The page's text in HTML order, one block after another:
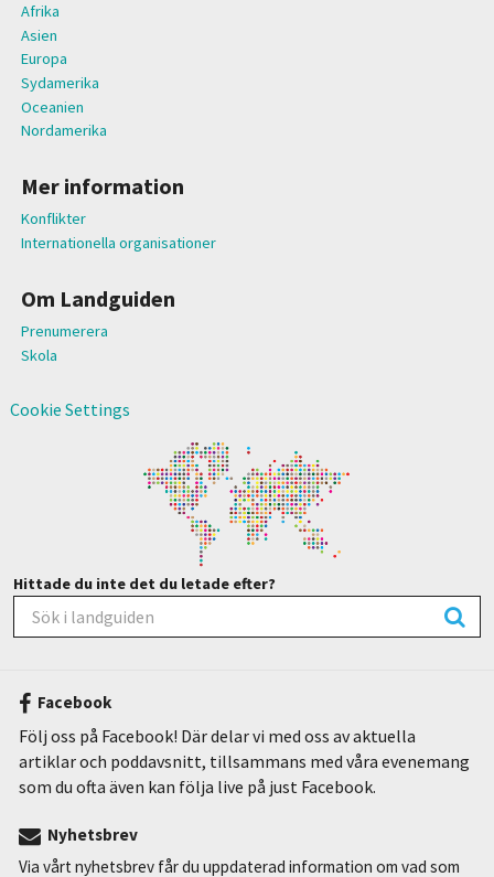
Afrika
Asien
Europa
Sydamerika
Oceanien
Nordamerika
Mer information
Konflikter
Internationella organisationer
Om Landguiden
Prenumerera
Skola
Cookie Settings
Hittade du inte det du letade efter?
Facebook
Följ oss på Facebook! Där delar vi med oss av aktuella
artiklar och poddavsnitt, tillsammans med våra evenemang
som du ofta även kan följa live på just Facebook.
Nyhetsbrev
Via vårt nyhetsbrev får du uppdaterad information om vad som